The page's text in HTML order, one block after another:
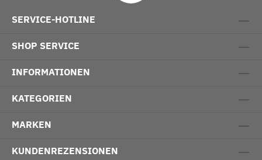
SERVICE-HOTLINE
SHOP SERVICE
INFORMATIONEN
KATEGORIEN
MARKEN
KUNDENREZENSIONEN